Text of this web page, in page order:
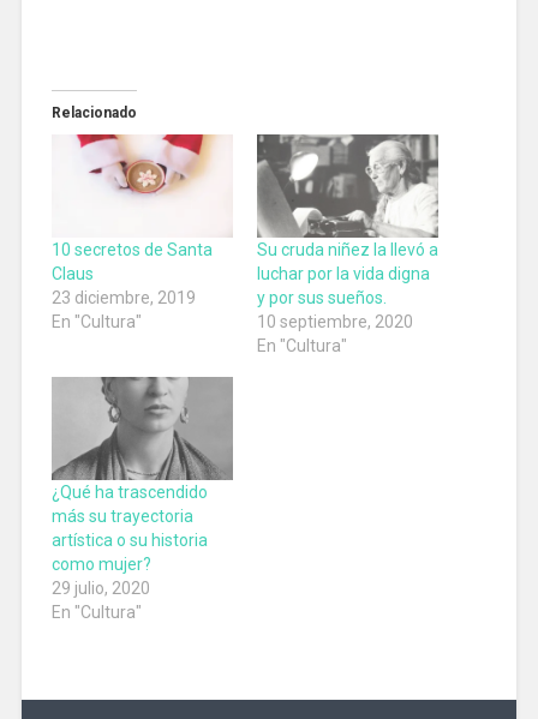
Relacionado
10 secretos de Santa
Claus
23 diciembre, 2019
En "Cultura"
Su cruda niñez la llevó a
luchar por la vida digna
y por sus sueños.
10 septiembre, 2020
En "Cultura"
¿Qué ha trascendido
más su trayectoria
artística o su historia
como mujer?
29 julio, 2020
En "Cultura"